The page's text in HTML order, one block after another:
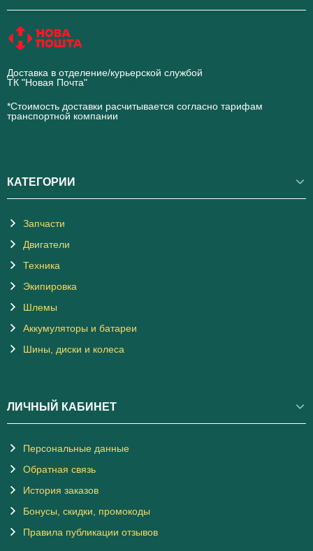
Доставка в отделение/курьерской службой
ТК "Новая Почта"
*Стоимость доставки расчитывается согласно тарифам
транспортной компании
КАТЕГОРИИ
Запчасти
Двигатели
Техника
Экипировка
Шлемы
Аккумуляторы и батареи
Шины, диски и колеса
ЛИЧНЫЙ КАБИНЕТ
Персональные данные
Обратная связь
История заказов
Бонусы, скидки, промокоды
Правила публикации отзывов